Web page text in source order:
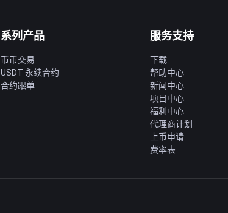
系列产品
币币交易
USDT 永续合约
合约跟单
服务支持
下载
帮助中心
新闻中心
项目中心
福利中心
代理商计划
上币申请
费率表